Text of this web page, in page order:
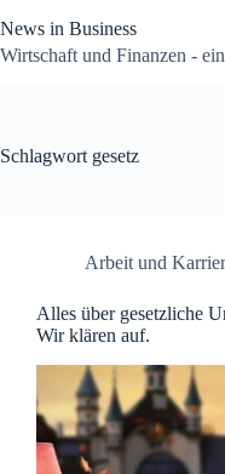
Inhalt
springen
News in Business
Wirtschaft und Finanzen -
Schlagwort gesetz
Arbeit und
Alles über gesetzliche
Wir klären auf.